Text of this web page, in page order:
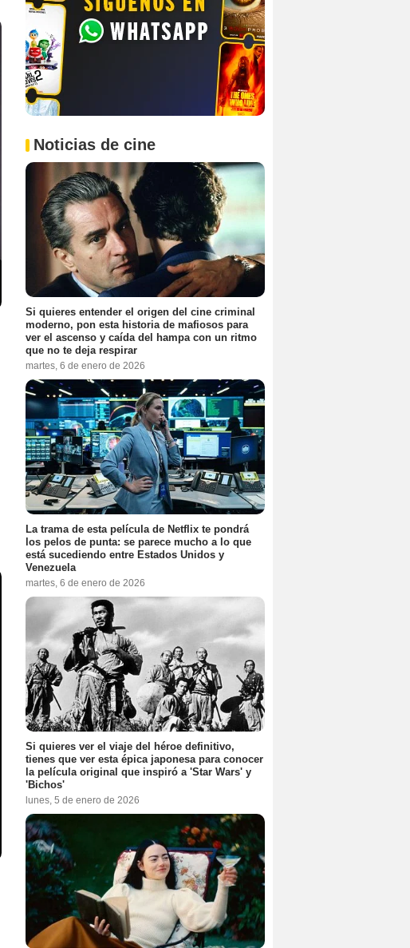
Noticias de cine
Si quieres entender el origen del cine criminal
moderno, pon esta historia de mafiosos para
ver el ascenso y caída del hampa con un ritmo
que no te deja respirar
martes, 6 de enero de 2026
La trama de esta película de Netflix te pondrá
los pelos de punta: se parece mucho a lo que
está sucediendo entre Estados Unidos y
Venezuela
martes, 6 de enero de 2026
Si quieres ver el viaje del héroe definitivo,
tienes que ver esta épica japonesa para conocer
la película original que inspiró a 'Star Wars' y
'Bichos'
lunes, 5 de enero de 2026